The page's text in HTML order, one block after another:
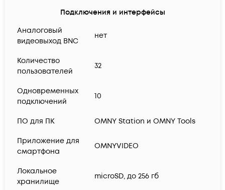
Подключения и интерфейсы
Аналоговый
видеовыход BNC
нет
Количество
пользователей
32
Одновременных
подключений
10
ПО для ПК OMNY Station и OMNY Tools
Приложение для
смартфона
OMNYVIDEO
Локальное
хранилище
microSD, до 256 гб